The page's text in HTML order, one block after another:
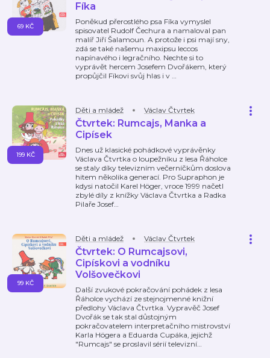
Fíka
Poněkud přerostlého psa Fíka vymyslel
spisovatel Rudolf Čechura a namaloval pan
malíř Jiří Šalamoun. A protože i psi mají sny,
zdá se také našemu maxipsu leccos
napínavého i legračního. Nechte si to
vyprávět hercem Josefem Dvořákem, který
propůjčil Fíkovi svůj hlas i v …
69 KČ
Děti a mládež Václav Čtvrtek
Čtvrtek: Rumcajs, Manka a
Cipísek
Dnes už klasické pohádkové vyprávěnky
Václava Čtvrtka o loupežníku z lesa Řáholce
se staly díky televizním večerníčkům doslova
hitem několika generací. Pro Supraphon je
kdysi natočil Karel Höger, vroce 1999 načetl
zbylé díly z knížky Václava Čtvrtka a Radka
Pilaře Josef…
199 KČ
Děti a mládež Václav Čtvrtek
Čtvrtek: O Rumcajsovi,
Cipískovi a vodníku
Volšovečkovi
Další zvukové pokračování pohádek z lesa
Řáholce vychází ze stejnojmenné knižní
předlohy Václava Čtvrtka. Vypravěč Josef
Dvořák se tak stal důstojným
pokračovatelem interpretačního mistrovství
Karla Högera a Eduarda Cupáka, jejichž
"Rumcajs" se proslavil sérií televizní…
99 KČ